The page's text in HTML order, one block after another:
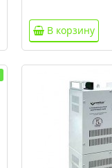
В корзину